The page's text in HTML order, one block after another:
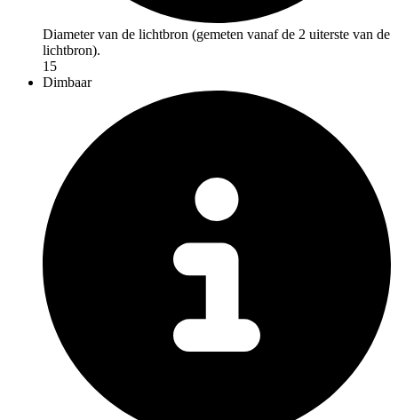
Diameter van de lichtbron (gemeten vanaf de 2 uiterste van de
lichtbron).
15
Dimbaar